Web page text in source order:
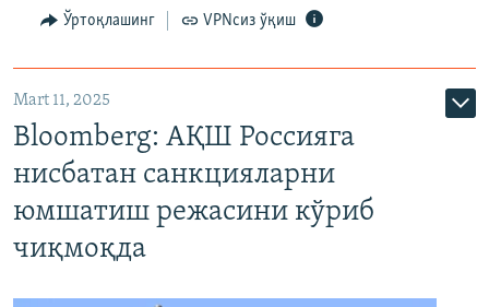
Ўртоқлашинг VPNсиз ўқиш
Mart 11, 2025
Bloomberg: АҚШ Россияга
нисбатан санкцияларни
юмшатиш режасини кўриб
чиқмоқда